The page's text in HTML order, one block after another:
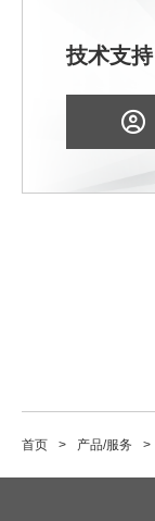
技术支持
首页 产品/服务